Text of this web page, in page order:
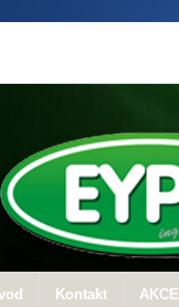
Kontakt AKCE